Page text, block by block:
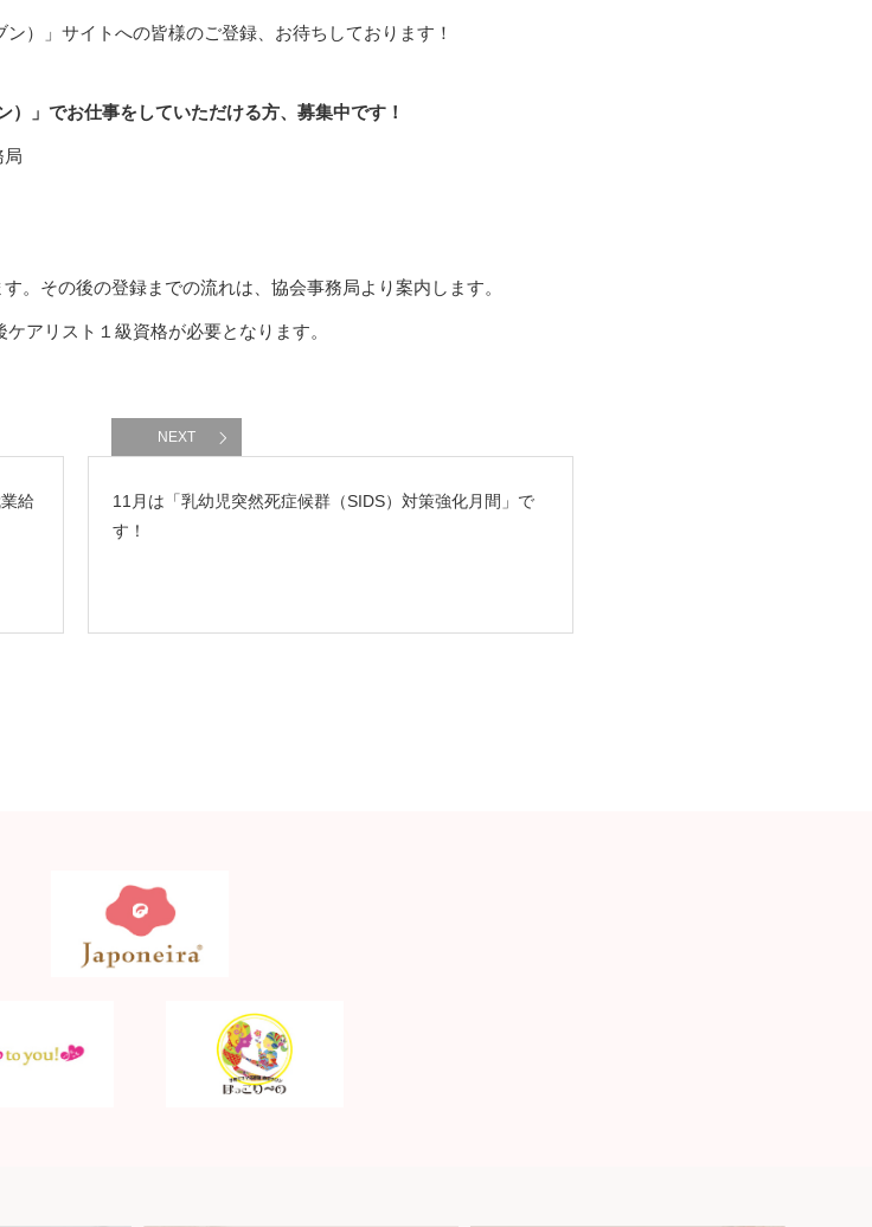
）」サイトへの皆様のご登録、お待ちしております！
）」でお仕事をしていただける方、募集中です！
局
。その後の登録までの流れは、協会事務局より案内します。
アリスト１級資格が必要となります。
給
NEXT
11月は「乳幼児突然死症候群（SIDS）対策強化月間」で
す！